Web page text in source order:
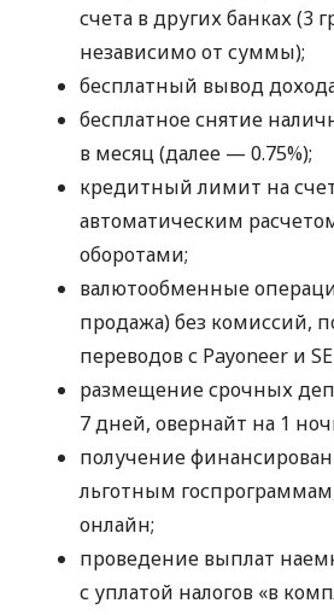
счета в других банках (3
независимо от суммы);
бесплатный вывод
бесплатное снятие
в месяц (далее — 0.75%);
кредитный лимит на
автоматическим
оборотами;
валютообменные
продажа) без комиссий,
переводов с Payoneer и
размещение срочных
7 дней, овернайт на 1
получение
льготным
онлайн;
проведение выплат
с уплатой налогов «в